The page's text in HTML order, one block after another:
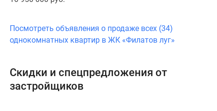
Посмотреть объявления о продаже всех (34)
однокомнатных квартир в ЖК «Филатов луг»
Скидки и спецпредложения от
застройщиков